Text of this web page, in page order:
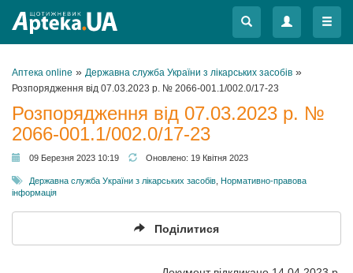
Меню
Меню
Аптека online » Державна служба України з лікарських засобів »
Розпорядження від 07.03.2023 р. № 2066-001.1/002.0/17-23
Розпорядження від 07.03.2023 р. №
2066-001.1/002.0/17-23
09 Березня 2023 10:19 Оновлено: 19 Квітня 2023
Державна служба України з лікарських засобів Нормативно-правова
інформація
Поділитися